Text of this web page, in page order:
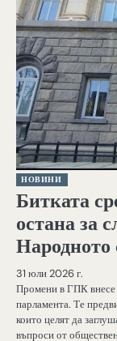
НОВИНИ
Битката
остана за
Народното
31 юли 2026 г.
Промени в ГПК внесе
парламента. Те
които целят да
въпроси от